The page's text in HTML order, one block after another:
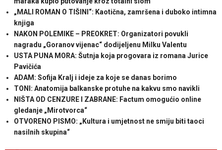
„MALI ROMAN O TIŠINI“: Kaotična, zamršena i duboko intimna
knjiga
NAKON POLEMIKE – PREOKRET: Organizatori povukli
nagradu „Goranov vijenac“ dodijeljenu Milku Valentu
USTA PUNA MORA: Šutnja koja progovara iz romana Jurice
Pavičića
ADAM: Sofija Kralj i ideje za koje se danas borimo
TONI: Anatomija balkanske protuhe na kakvu smo navikli
NIŠTA OD CENZURE I ZABRANE: Factum omogućio online
gledanje „Mirotvorca“
OTVORENO PISMO: „Kultura i umjetnost ne smiju biti taoci
nasilnih skupina“